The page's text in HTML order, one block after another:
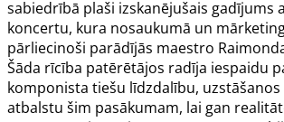
sabiedrībā plaši izskanējušais gadījums
koncertu, kura nosaukumā un
pārliecinoši parādījās maestro
Šāda rīcība patērētājos radīja iespaidu
komponista tiešu līdzdalību, uzstāšanos
atbalstu šim pasākumam, lai gan